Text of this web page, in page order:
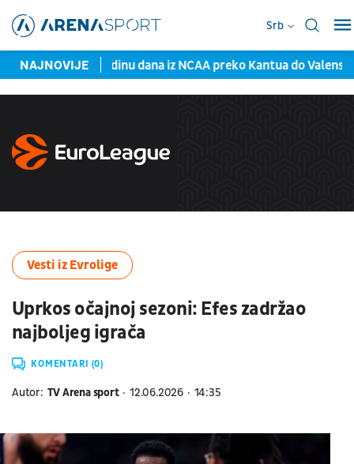
Srb
NAJNOVIJEZa godinu dana iz NCAA preko Kantua do Valensije...
Vesti iz Evrolige
Uprkos očajnoj sezoni: Efes zadržao
najboljeg igrača
KOMENTARI (0)
Autor: TV Arena sport 12.06.2026 14:35